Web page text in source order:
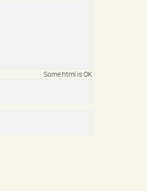
Some html is OK